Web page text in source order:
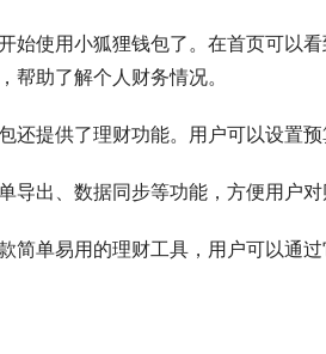
始使用小狐狸钱包了。在首页可以
帮助了解个人财务情况。
还提供了理财功能。用户可以设置
导出、数据同步等功能，方便用户对
简单易用的理财工具，用户可以通